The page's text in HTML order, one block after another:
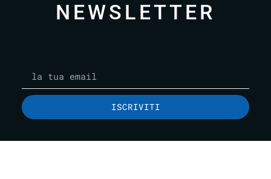
NEWSLETTER
ISCRIVITI